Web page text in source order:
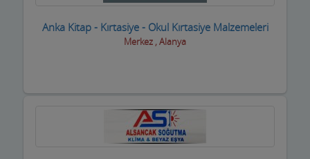
Boyacılar
Anka Kitap - Kırtasiye - Okul Kırtasiye Malzemeleri
Merkez , Alanya